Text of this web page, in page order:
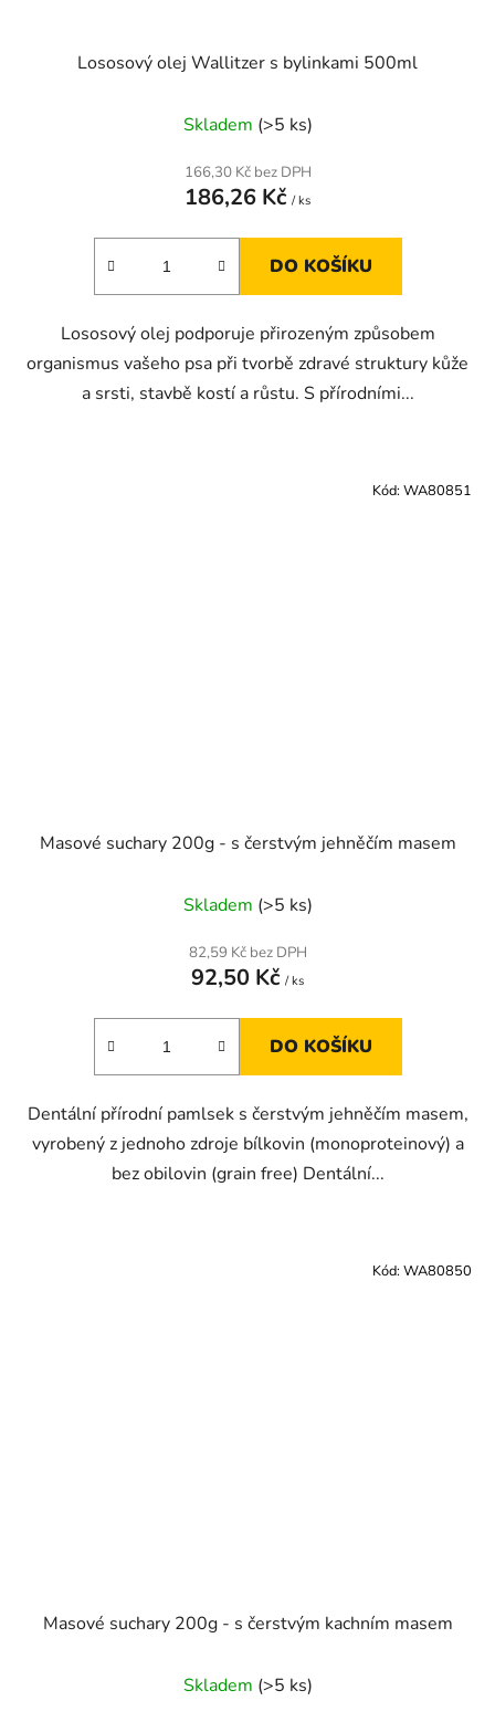
Lososový olej Wallitzer s bylinkami 500ml
Skladem (>5 ks)
166,30 Kč bez DPH
186,26 Kč / ks
DO KOŠÍKU
Lososový olej podporuje přirozeným způsobem
organismus vašeho psa při tvorbě zdravé struktury kůže
a srsti, stavbě kostí a růstu. S přírodními...
Masové suchary 200g - s čerstvým jehněčím masem
Skladem (>5 ks)
82,59 Kč bez DPH
92,50 Kč / ks
DO KOŠÍKU
Dentální přírodní pamlsek s čerstvým jehněčím masem,
vyrobený z jednoho zdroje bílkovin (monoproteinový) a
bez obilovin (grain free) Dentální...
Kód: WA80851
Masové suchary 200g - s čerstvým kachním masem
Skladem (>5 ks)
Kód: WA80850